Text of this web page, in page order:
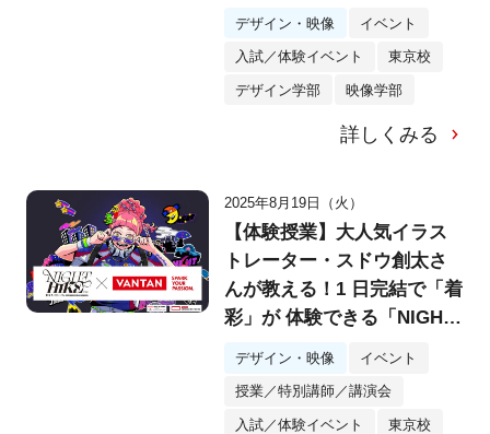
で「ええやん！」
デザイン・映像 イベント
入試／体験イベント 東京校
デザイン学部 映像学部
詳しくみる
2025年8月19日（火）
【体験授業】大人気イラス
トレーター・スドウ創太さ
んが教える！1 日完結で「着
彩」が 体験できる「NIGHT
HIKE」コラボレーションイ
デザイン・映像 イベント
授業／特別講師／講演会
入試／体験イベント 東京校